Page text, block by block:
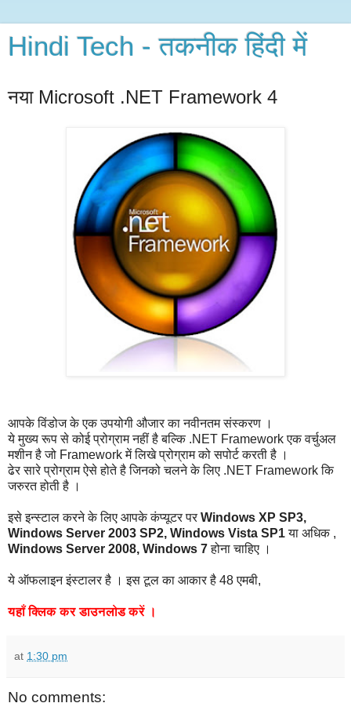
Hindi Tech - तकनीक हिंदी में
नया Microsoft .NET Framework 4
आपके विंडोज के एक उपयोगी औजार का नवीनतम संस्करण ।
ये मुख्य रूप से कोई प्रोग्राम नहीं है बल्कि .NET Framework एक वर्चुअल
मशीन है जो Framework में लिखे प्रोग्राम को सपोर्ट करती है ।
ढेर सारे प्रोग्राम ऐसे होते है जिनको चलने के लिए .NET Framework कि
जरुरत होती है ।
इसे इन्स्टाल करने के लिए आपके कंप्यूटर पर Windows XP SP3,
Windows Server 2003 SP2, Windows Vista SP1या अधिक ,
Windows Server 2008, Windows 7होना चाहिए ।
ये ऑफलाइन इंस्टालर है ।इस टूल का आकार है 48 एमबी,
यहाँ क्लिक कर डाउनलोड करें ।
at 1:30 pm
No comments: